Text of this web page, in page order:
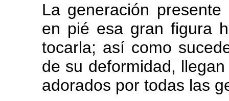
La generación
en pié esa gran figura
tocarla; así como
de su deformidad,
adorados por todas las